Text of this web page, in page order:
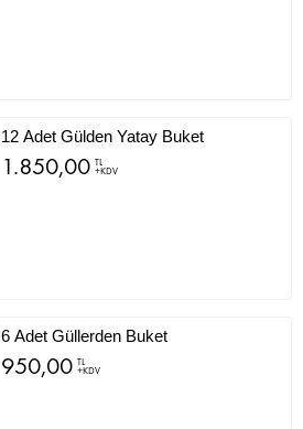
12 Adet Gülden Yatay Buket
1.850,00 TL
+KDV
6 Adet Güllerden Buket
950,00 TL
+KDV